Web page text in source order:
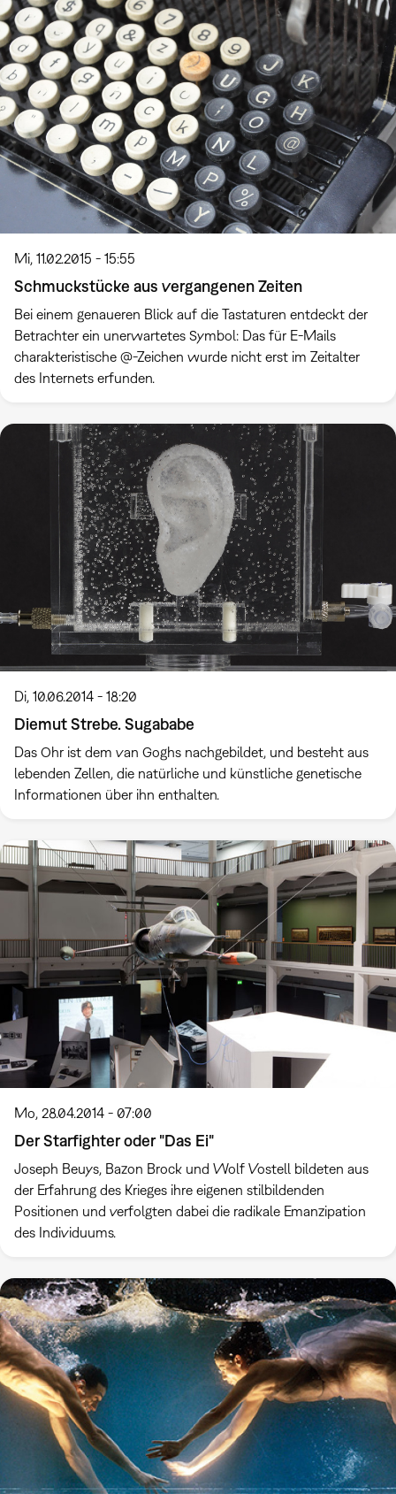
Mi, 11.02.2015 - 15:55
Schmuckstücke aus vergangenen Zeiten
Bei einem genaueren Blick auf die Tastaturen entdeckt der
Betrachter ein unerwartetes Symbol: Das für E-Mails
charakteristische @-Zeichen wurde nicht erst im Zeitalter
des Internets erfunden.
Di, 10.06.2014 - 18:20
Diemut Strebe. Sugababe
Das Ohr ist dem van Goghs nachgebildet, und besteht aus
lebenden Zellen, die natürliche und künstliche genetische
Informationen über ihn enthalten.
Mo, 28.04.2014 - 07:00
Der Starfighter oder "Das Ei"
Joseph Beuys, Bazon Brock und Wolf Vostell bildeten aus
der Erfahrung des Krieges ihre eigenen stilbildenden
Positionen und verfolgten dabei die radikale Emanzipation
des Individuums.